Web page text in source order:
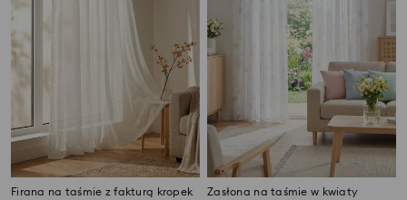
Firana na taśmie z fakturą kropek Zasłona na taśmie w kwiaty